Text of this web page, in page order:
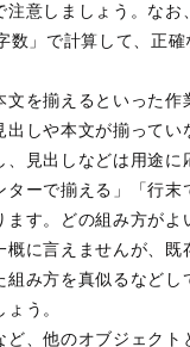
注意しましょう。なお
数」で計算して、正確
文を揃えるといった作
出しや本文が揃ってい
、見出しなどは用途に
ターで揃える」「行末
ます。どの組み方がよ
概に言えませんが、既
組み方を真似るなどし
う。
ど、他のオブジェクト